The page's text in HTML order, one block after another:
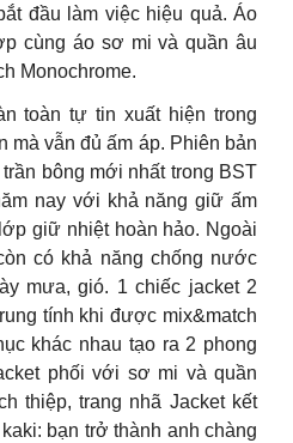
đầu làm việc hiệu quả. Áo
cùng áo sơ mi và quần âu
Monochrome.
toàn tự tin xuất hiện trong
mà vẫn đủ ấm áp. Phiên bản
bông mới nhất trong BST
nay với khả năng giữ ấm
giữ nhiệt hoàn hảo. Ngoài
có khả năng chống nước
mưa, gió. 1 chiếc jacket 2
tính khi được mix&match
khác nhau tạo ra 2 phong
phối với sơ mi và quần
thiệp, trang nhã Jacket kết
bạn trở thành anh chàng